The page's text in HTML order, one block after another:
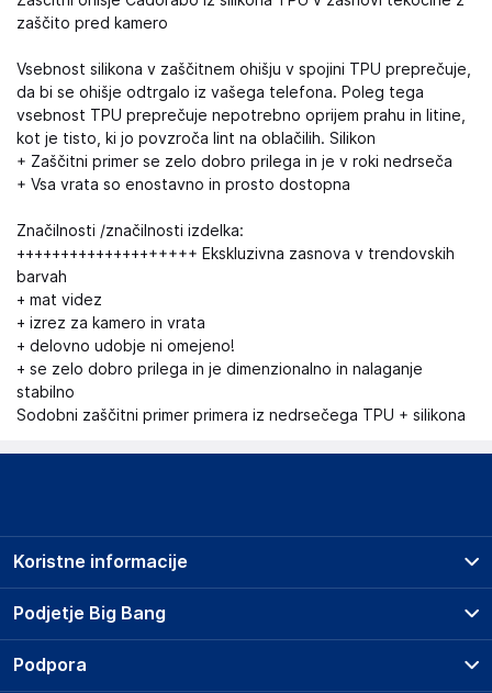
zaščito pred kamero
Vsebnost silikona v zaščitnem ohišju v spojini TPU preprečuje,
da bi se ohišje odtrgalo iz vašega telefona. Poleg tega
vsebnost TPU preprečuje nepotrebno oprijem prahu in litine,
kot je tisto, ki jo povzroča lint na oblačilih. Silikon
+ Zaščitni primer se zelo dobro prilega in je v roki nedrseča
+ Vsa vrata so enostavno in prosto dostopna
Značilnosti /značilnosti izdelka:
++++++++++++++++++++ Ekskluzivna zasnova v trendovskih
barvah
+ mat videz
+ izrez za kamero in vrata
+ delovno udobje ni omejeno!
+ se zelo dobro prilega in je dimenzionalno in nalaganje
stabilno
Sodobni zaščitni primer primera iz nedrsečega TPU + silikona
Podjetje Big Bang
O podjetju
Koristne informacije
Prodajna mesta
Storitve
Podpora